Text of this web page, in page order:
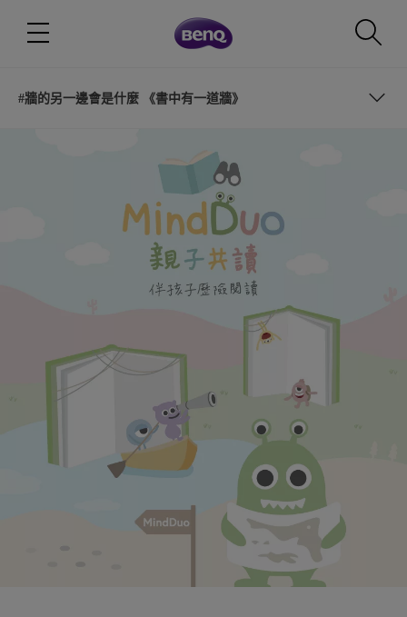
#牆的另一邊會是什麼 《書中有一道牆》
#小不點快出來 《山洞裡的小不點》
#原來獅子也可以是這樣 《獅子在哪裡》
#牆的另一邊會是什麼 《書中有一道牆》